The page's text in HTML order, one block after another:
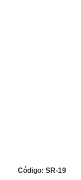
Código: SR-19